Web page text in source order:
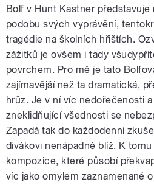
Bolf v Hunt Kastner představuje
podobu svých vyprávění,
tragédie na školních hřištích.
zážitků je ovšem i tady
povrchem. Pro mě je tato
zajímavější než ta dramatická,
hrůz. Je v ní víc nedořečenosti
zneklidňující všednosti se
Zapadá tak do každodenní
divákovi nenápadně blíž. K
kompozice, které působí
víc jako omylem zaznamenané